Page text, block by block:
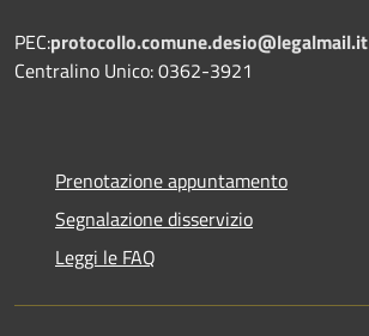
PEC:protocollo.comune.desio@legalmail.it
Centralino Unico: 0362-3921
Prenotazione appuntamento
Segnalazione disservizio
Leggi le FAQ